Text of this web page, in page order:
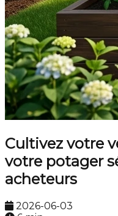
Cultivez votre
votre potager
acheteurs
2026-06-03